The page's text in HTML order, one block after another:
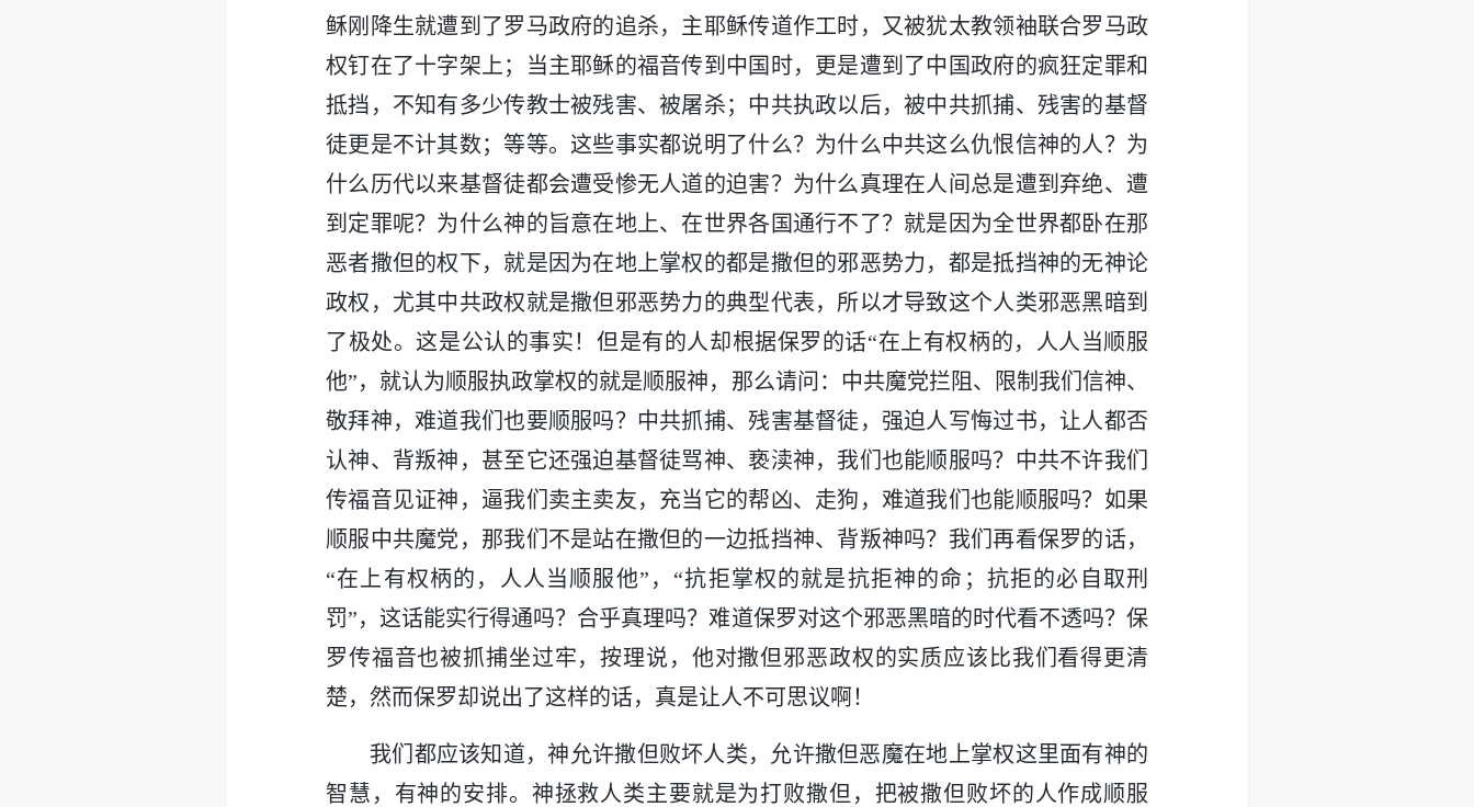
稣刚降生就遭到了罗马政府的追杀，主耶稣传道作工时，又被犹太教领袖联合罗马政
权钉在了十字架上；当主耶稣的福音传到中国时，更是遭到了中国政府的疯狂定罪和
抵挡，不知有多少传教士被残害、被屠杀；中共执政以后，被中共抓捕、残害的基督
徒更是不计其数；等等。这些事实都说明了什么？为什么中共这么仇恨信神的人？为
什么历代以来基督徒都会遭受惨无人道的迫害？为什么真理在人间总是遭到弃绝、遭
到定罪呢？为什么神的旨意在地上、在世界各国通行不了？就是因为全世界都卧在那
恶者撒但的权下，就是因为在地上掌权的都是撒但的邪恶势力，都是抵挡神的无神论
政权，尤其中共政权就是撒但邪恶势力的典型代表，所以才导致这个人类邪恶黑暗到
了极处。这是公认的事实！但是有的人却根据保罗的话“在上有权柄的，人人当顺服
他”，就认为顺服执政掌权的就是顺服神，那么请问：中共魔党拦阻、限制我们信神、
敬拜神，难道我们也要顺服吗？中共抓捕、残害基督徒，强迫人写悔过书，让人都否
认神、背叛神，甚至它还强迫基督徒骂神、亵渎神，我们也能顺服吗？中共不许我们
传福音见证神，逼我们卖主卖友，充当它的帮凶、走狗，难道我们也能顺服吗？如果
顺服中共魔党，那我们不是站在撒但的一边抵挡神、背叛神吗？我们再看保罗的话，
“在上有权柄的，人人当顺服他”，“抗拒掌权的就是抗拒神的命；抗拒的必自取刑
罚”，这话能实行得通吗？合乎真理吗？难道保罗对这个邪恶黑暗的时代看不透吗？保
罗传福音也被抓捕坐过牢，按理说，他对撒但邪恶政权的实质应该比我们看得更清
楚，然而保罗却说出了这样的话，真是让人不可思议啊！
我们都应该知道，神允许撒但败坏人类，允许撒但恶魔在地上掌权这里面有神的
智慧，有神的安排。神拯救人类主要就是为打败撒但，把被撒但败坏的人作成顺服